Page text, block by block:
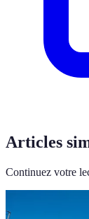
Articles
Continuez votre